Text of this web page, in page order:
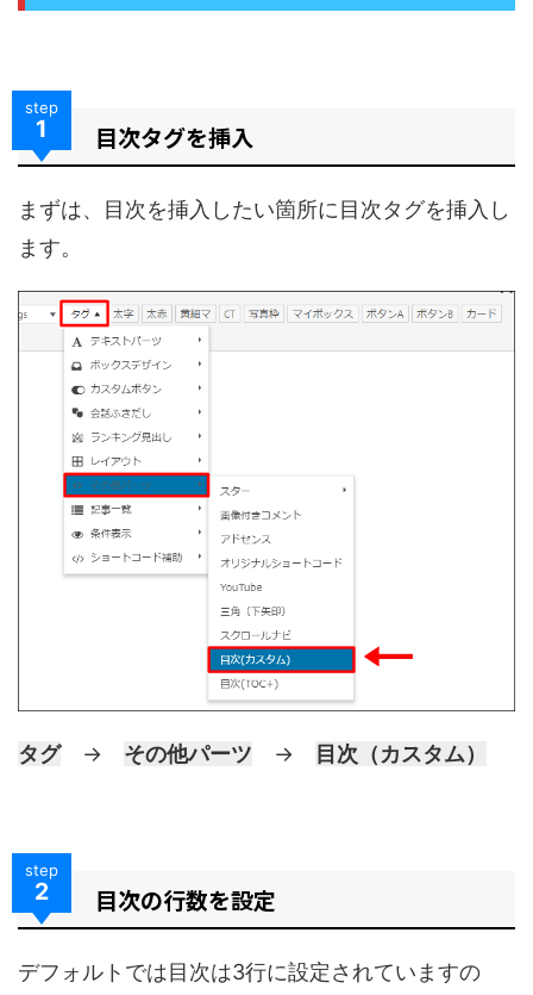
step
1 目次タグを挿入
まずは、目次を挿入したい箇所に目次タグを挿入し
ます。
タグ→ その他パーツ → 目次（カスタム）
step
2 目次の行数を設定
デフォルトでは目次は3行に設定されていますの